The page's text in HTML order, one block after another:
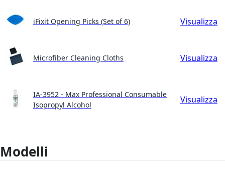
iFixit Opening Picks (Set of 6) Visualizza
Microfiber Cleaning Cloths Visualizza
IA-3952 - Max Professional Consumable
Isopropyl Alcohol
Visualizza
Modelli